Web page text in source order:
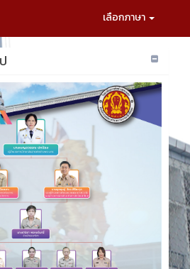
เลือกภาษา